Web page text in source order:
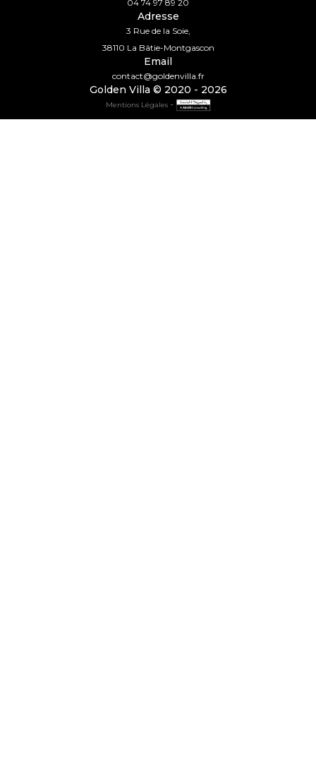
04 74 97 89 20
Adresse
3 Rue de la Soie,
38110 La Bâtie-Montgascon
Email
contact@goldenvilla.fr
Golden Villa © 2020 - 2026
Mentions Légales-